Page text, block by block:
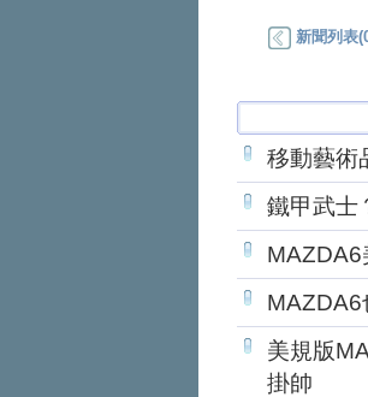
新聞列表
移動藝術
鐵甲武士
MAZDA6
MAZDA6
美規版
掛帥